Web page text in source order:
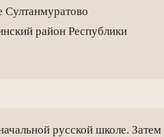
Султанмуратово
район Республики
русской школе. Затем